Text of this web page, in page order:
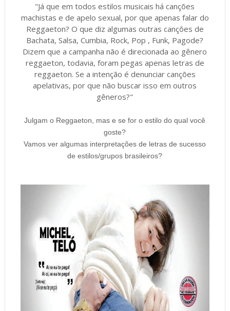
"Já que em todos estilos musicais há canções
machistas e de apelo sexual, por que apenas falar do
Reggaeton? O que diz algumas outras canções de
Bachata, Salsa, Cumbia, Rock, Pop , Funk, Pagode?
Dizem que a campanha não é direcionada ao gênero
reggaeton, todavia, foram pegas apenas letras de
reggaeton. Se a intenção é denunciar canções
apelativas, por que não buscar isso em outros
gêneros?"
Julgam o Reggaeton, mas e se for o estilo do qual você
goste?
Vamos ver algumas interpretações de letras de sucesso
de estilos/grupos brasileiros?